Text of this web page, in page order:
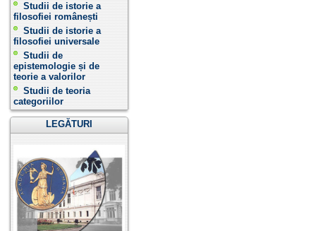
Studii de istorie a
filosofiei românești
Studii de istorie a
filosofiei universale
Studii de
epistemologie și de
teorie a valorilor
Studii de teoria
categoriilor
LEGĂTURI